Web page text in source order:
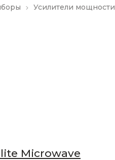
Усилители мощности
Microwave